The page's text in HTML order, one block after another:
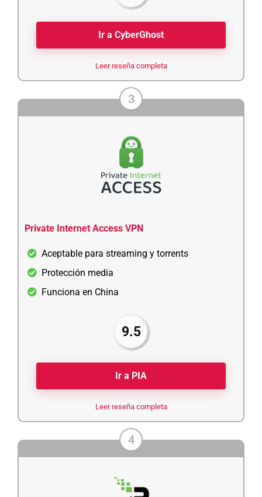
Ir a CyberGhost
Leer reseña completa
3
Private Internet Access VPN
Aceptable para streaming y torrents
Protección media
Funciona en China
9.5
Ir a PIA
Leer reseña completa
4